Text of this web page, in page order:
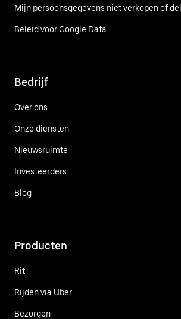
Mijn persoonsgegevens niet verkopen of
Beleid voor Google Data
Bedrijf
Over ons
Onze diensten
Nieuwsruimte
Investeerders
Blog
Producten
Rit
Rijden via Uber
Bezorgen